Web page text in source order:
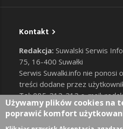
Kontakt
Redakcja: Suwalski Serwis
75, 16-400 Suwałki
Serwis Suwalki.info nie ponosi
treści dodane przez
Tel: 885-212-212 e-mail:
reklama@suwalki.info
RODO |Cookies
Używamy plików cookies na
poprawić komfort